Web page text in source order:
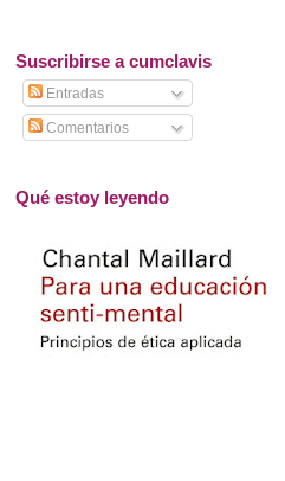
Suscribirse a cumclavis
Entradas
Comentarios
Qué estoy leyendo